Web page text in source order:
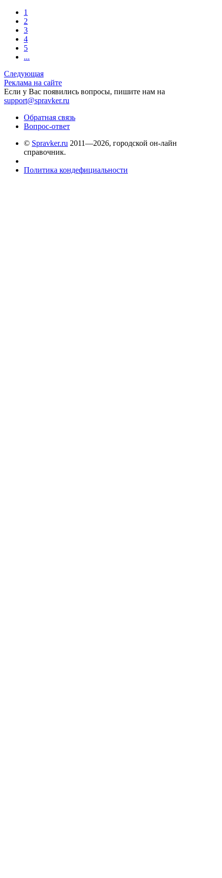
1
2
3
4
5
...
Следующая
Реклама на сайте
Если у Вас появились вопросы, пишите нам на
support@spravker.ru
Обратная связь
Вопрос-ответ
© Spravker.ru 2011—2026, городской он-лайн
справочник.
Политика кондефициальности